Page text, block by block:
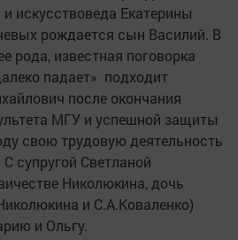
искусствоведа Екатерины
рождается сын Василий. В
рода, известная поговорка
падает» подходит
после окончания
МГУ и успешной защиты
свою трудовую деятельность
супругой Светланой
Николюкина, дочь
и С.А.Коваленко)
и Ольгу.